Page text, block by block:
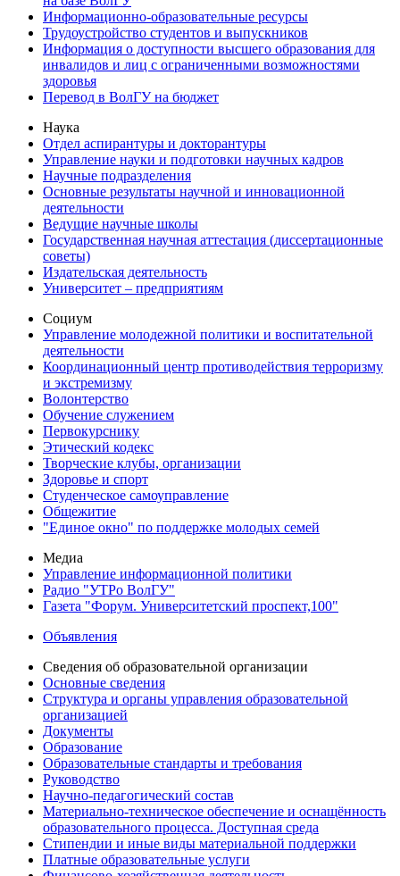
Информационно-образовательные ресурсы
Трудоустройство студентов и выпускников
Информация о доступности высшего образования для
инвалидов и лиц с ограниченными возможностями
здоровья
Перевод в ВолГУ на бюджет
Наука
Отдел аспирантуры и докторантуры
Управление науки и подготовки научных кадров
Научные подразделения
Основные результаты научной и инновационной
деятельности
Ведущие научные школы
Государственная научная аттестация (диссертационные
советы)
Издательская деятельность
Университет – предприятиям
Социум
Управление молодежной политики и воспитательной
деятельности
Координационный центр противодействия терроризму
и экстремизму
Волонтерство
Обучение служением
Первокурснику
Этический кодекс
Творческие клубы, организации
Здоровье и спорт
Студенческое самоуправление
Общежитие
"Единое окно" по поддержке молодых семей
Медиа
Управление информационной политики
Радио "УТРо ВолГУ"
Газета "Форум. Университетский проспект,100"
Объявления
Сведения об образовательной организации
Основные сведения
Структура и органы управления образовательной
организацией
Документы
Образование
Образовательные стандарты и требования
Руководство
Научно-педагогический состав
Материально-техническое обеспечение и оснащённость
образовательного процесса. Доступная среда
Стипендии и иные виды материальной поддержки
Платные образовательные услуги